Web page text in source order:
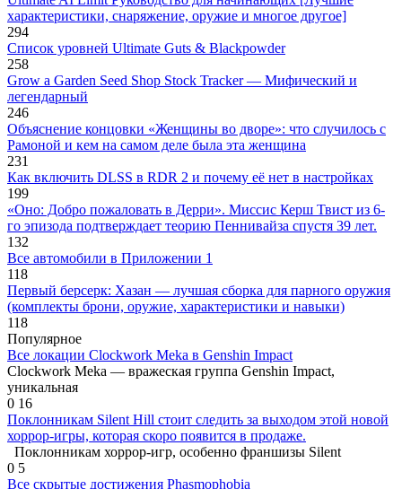
характеристики, снаряжение, оружие и многое другое]
294
Список уровней Ultimate Guts & Blackpowder
258
Grow a Garden Seed Shop Stock Tracker — Мифический и
легендарный
246
Объяснение концовки «Женщины во дворе»: что случилось с
Рамоной и кем на самом деле была эта женщина
231
Как включить DLSS в RDR 2 и почему её нет в настройках
199
«Оно: Добро пожаловать в Дерри». Миссис Керш Твист из 6-
го эпизода подтверждает теорию Пеннивайза спустя 39 лет.
132
Все автомобили в Приложении 1
118
Первый берсерк: Хазан — лучшая сборка для парного оружия
(комплекты брони, оружие, характеристики и навыки)
118
Популярное
Все локации Clockwork Meka в Genshin Impact
Clockwork Meka — вражеская группа Genshin Impact,
уникальная
0 16
Поклонникам Silent Hill стоит следить за выходом этой новой
хоррор-игры, которая скоро появится в продаже.
Поклонникам хоррор-игр, особенно франшизы Silent
0 5
Все скрытые достижения Phasmophobia